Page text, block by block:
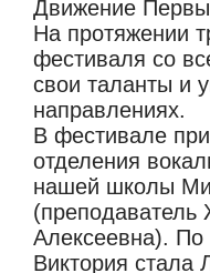
Движение
На протяжении
фестиваля со
свои таланты и
направлениях.
В фестивале
отделения
нашей школы
(преподаватель
Алексеевна).
Виктория стала